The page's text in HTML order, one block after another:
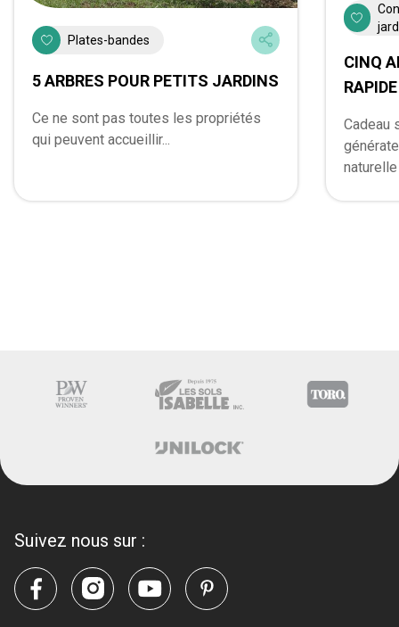
Plates-bandes
5 ARBRES POUR PETITS JARDINS
Ce ne sont pas toutes les propriétés
qui peuvent accueillir...
CINQ
RAPIDE
Cadeau
naturelle
Suivez nous sur :